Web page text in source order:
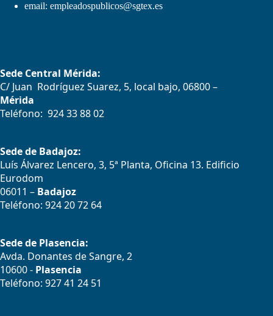
email: empleadospublicos@sgtex.es
Sede Central Mérida:
C/ Juan Rodríguez Suarez, 5, local bajo, 06800 –
Mérida
Teléfono: 924 33 88 02
Sede de Badajoz:
Luís Álvarez Lencero, 3, 5ª Planta, Oficina 13. Edificio
Eurodom
06011 – Badajoz
Teléfono: 924 20 72 64
Sede de Plasencia:
Avda. Donantes de Sangre, 2
10600 - Plasencia
Teléfono: 927 41 24 51